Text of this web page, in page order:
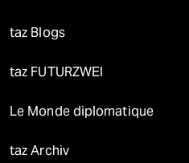
taz Blogs
taz FUTURZWEI
Le Monde diplomatique
taz Archiv